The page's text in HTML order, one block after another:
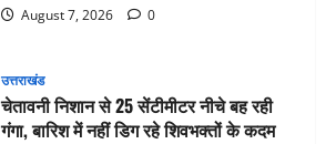
August 7, 2026 0
उत्तराखंड
चेतावनी निशान से 25 सेंटीमीटर नीचे बह रही
गंगा, बारिश में नहीं डिग रहे शिवभक्तों के कदम